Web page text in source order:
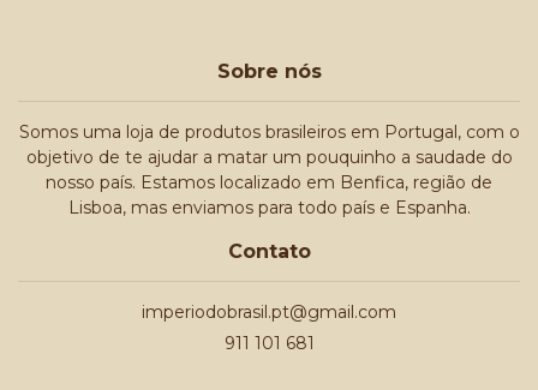
Sobre nós
Somos uma loja de produtos brasileiros em Portugal, com o
objetivo de te ajudar a matar um pouquinho a saudade do
nosso país. Estamos localizado em Benfica, região de
Lisboa, mas enviamos para todo país e Espanha.
Contato
imperiodobrasil.pt@gmail.com
911 101 681